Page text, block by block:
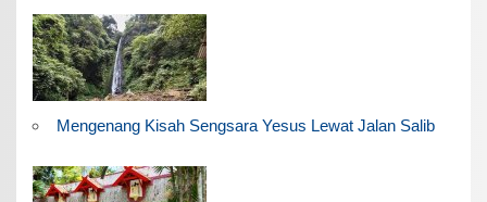
Mengenang Kisah Sengsara Yesus Lewat Jalan Salib